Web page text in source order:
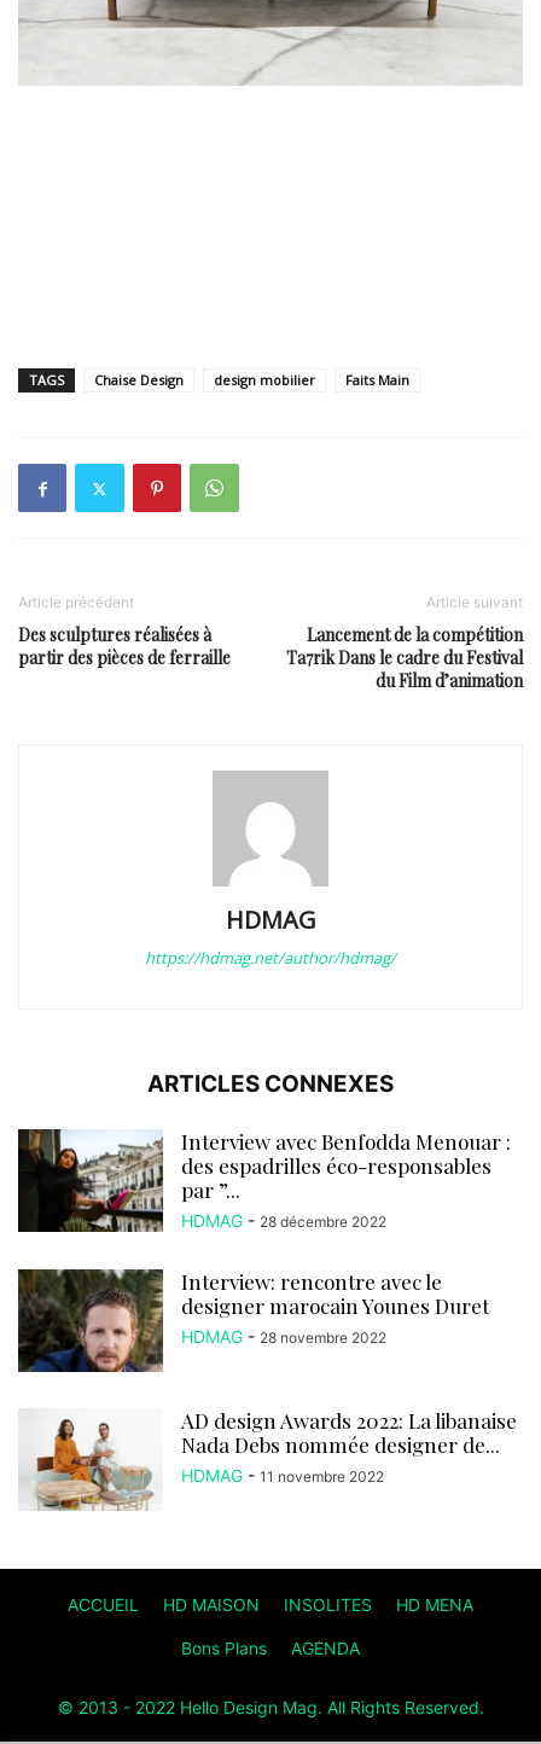
TAGS Chaise Design design mobilier Faits Main
Article précédent
Des sculptures réalisées à
partir des pièces de ferraille
Article suivant
Lancement de la compétition
Ta7rik Dans le cadre du Festival
du Film d’animation
HDMAG
https://hdmag.net/author/hdmag/
ARTICLES CONNEXES
Interview avec Benfodda Menouar :
des espadrilles éco-responsables
par ”...
HDMAG - 28 décembre 2022
Interview: rencontre avec le
designer marocain Younes Duret
HDMAG - 28 novembre 2022
AD design Awards 2022: La libanaise
Nada Debs nommée designer de...
HDMAG - 11 novembre 2022
ACCUEIL HD MAISON INSOLITES HD MENA
Bons Plans AGENDA
© 2013 - 2022 Hello Design Mag. All Rights Reserved.